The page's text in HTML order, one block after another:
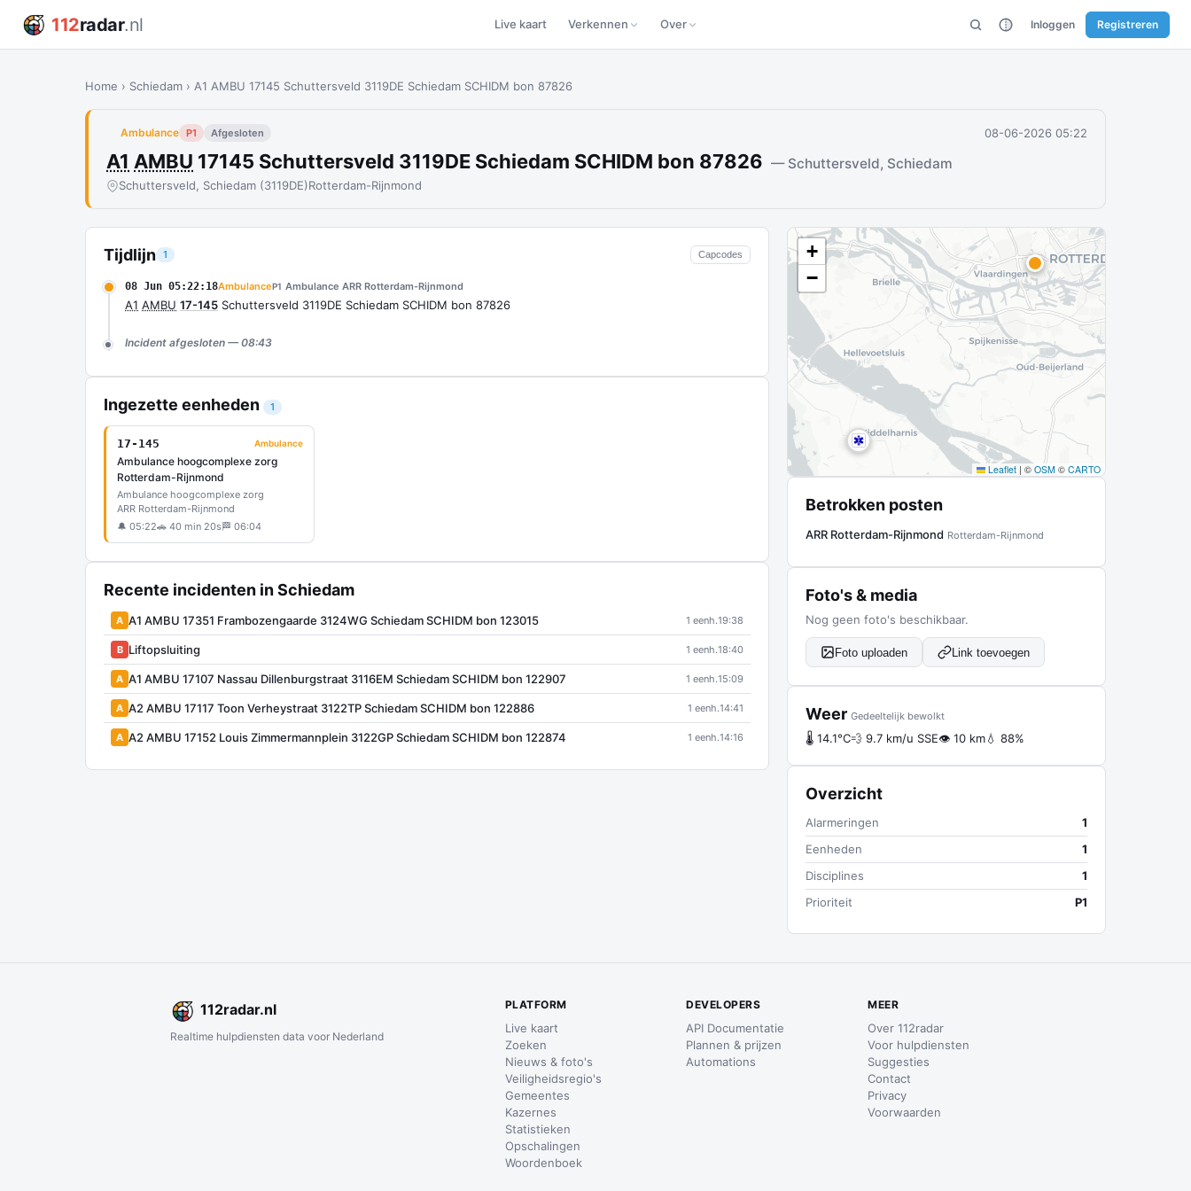
112radar.nl Live kaart Verkennen Over Inloggen Registreren
Home › Schiedam › A1 AMBU 17145 Schuttersveld 3119DE Schiedam SCHIDM bon 87826
Ambulance P1 Afgesloten 08-06-2026 05:22
A1 AMBU 17145 Schuttersveld 3119DE Schiedam SCHIDM bon 87826 — Schuttersveld, Schiedam
Schuttersveld, Schiedam (3119DE)Rotterdam-Rijnmond
Tijdlijn 1 Capcodes
08 Jun 05:22:18AmbulanceP1 Ambulance ARR Rotterdam-Rijnmond
A1 AMBU 17-145 Schuttersveld 3119DE Schiedam SCHIDM bon 87826
Incident afgesloten — 08:43
Ingezette eenheden 1
17-145 Ambulance
Ambulance hoogcomplexe zorg
Rotterdam-Rijnmond
Ambulance hoogcomplexe zorg
ARR Rotterdam-Rijnmond
🔔 05:22🚗 40 min 20s 🏁 06:04
Recente incidenten in Schiedam
A A1 AMBU 17351 Frambozengaarde 3124WG Schiedam SCHIDM bon 123015 1 eenh.19:38
B Liftopsluiting 1 eenh.18:40
A A1 AMBU 17107 Nassau Dillenburgstraat 3116EM Schiedam SCHIDM bon 122907 1 eenh.15:09
A A2 AMBU 17117 Toon Verheystraat 3122TP Schiedam SCHIDM bon 122886 1 eenh.14:41
A A2 AMBU 17152 Louis Zimmermannplein 3122GP Schiedam SCHIDM bon 122874 1 eenh.14:16
+
−
Leaflet | © OSM © CARTO
Betrokken posten
ARR Rotterdam-Rijnmond Rotterdam-Rijnmond
Foto's & media
Nog geen foto's beschikbaar.
Foto uploaden Link toevoegen
Weer Gedeeltelijk bewolkt
🌡 14.1°C💨 9.7 km/u SSE👁 10 km💧 88%
Overzicht
Alarmeringen
1
Eenheden
1
Disciplines
1
Prioriteit
P1
112radar.nl
Realtime hulpdiensten data voor Nederland
PLATFORM
Live kaart
Zoeken
Nieuws & foto's
Veiligheidsregio's
Gemeentes
Kazernes
Statistieken
Opschalingen
Woordenboek
DEVELOPERS
API Documentatie
Plannen & prijzen
Automations
MEER
Over 112radar
Voor hulpdiensten
Suggesties
Contact
Privacy
Voorwaarden